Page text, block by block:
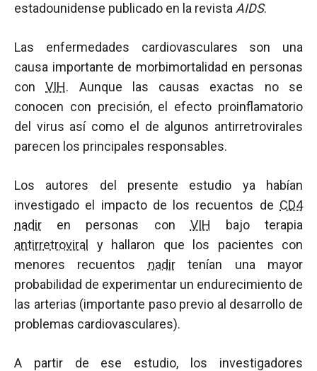
estadounidense publicado en la revista AIDS.
Las enfermedades cardiovasculares son una
causa importante de morbimortalidad en personas
conVIH. Aunque las causas exactas no se
conocen con precisión, el efecto proinflamatorio
del virus así como el de algunos antirretrovirales
parecen los principales responsables.
Los autores del presente estudio ya habían
investigado el impacto de los recuentos de CD4
nadir en personas con VIH bajo terapia
antirretroviral
y hallaron que los pacientes con
menores recuentos nadirtenían una mayor
probabilidad de experimentar un endurecimiento de
las arterias (importante paso previo al desarrollo de
problemas cardiovasculares).
A partir de ese estudio, los investigadores